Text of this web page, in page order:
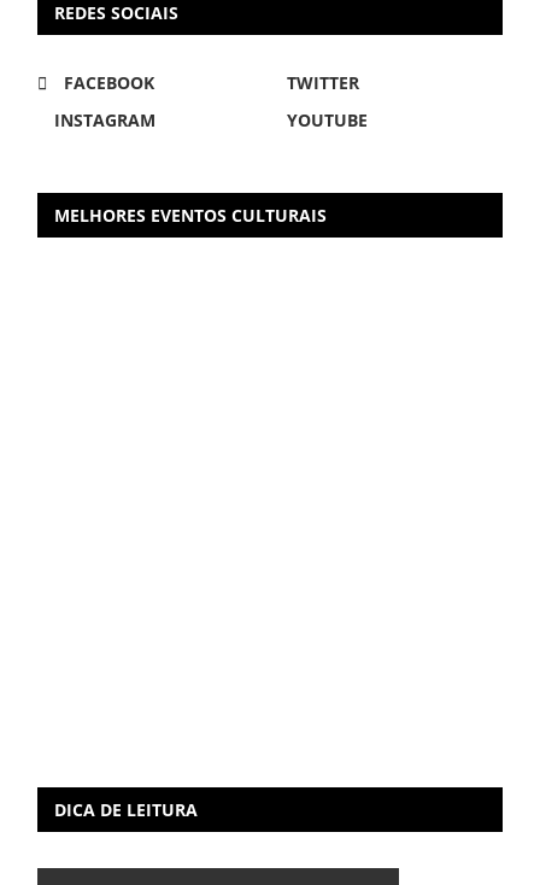
REDES SOCIAIS
FACEBOOK
TWITTER
INSTAGRAM
YOUTUBE
MELHORES EVENTOS CULTURAIS
DICA DE LEITURA